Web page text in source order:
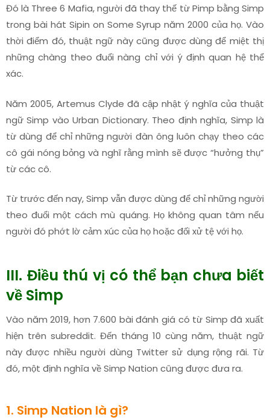
Đó là Three 6 Mafia, người đã thay thế từ Pimp bằng Simp
trong bài hát Sipin on Some Syrup năm 2000 của họ. Vào
thời điểm đó, thuật ngữ này cũng được dùng để miệt thị
những chàng theo đuổi nàng chỉ với ý định quan hệ thể
xác.
Năm 2005, Artemus Clyde đã cập nhật ý nghĩa của thuật
ngữ Simp vào Urban Dictionary. Theo định nghĩa, Simp là
từ dùng để chỉ những người đàn ông luôn chạy theo các
cô gái nóng bỏng và nghĩ rằng mình sẽ được “hưởng thụ”
từ các cô.
Từ trước đến nay, Simp vẫn được dùng để chỉ những người
theo đuổi một cách mù quáng. Họ không quan tâm nếu
người đó phớt lờ cảm xúc của họ hoặc đối xử tệ với họ.
III. Điều thú vị có thể bạn chưa biết
về Simp
Vào năm 2019, hơn 7.600 bài đánh giá có từ Simp đã xuất
hiện trên subreddit. Đến tháng 10 cùng năm, thuật ngữ
này được nhiều người dùng Twitter sử dụng rộng rãi. Từ
đó, một định nghĩa về Simp Nation cũng được đưa ra.
1. Simp Nation là gì?